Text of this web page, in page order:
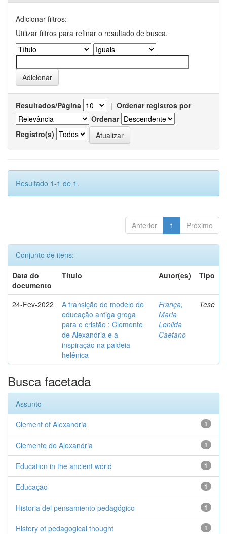
Adicionar filtros:
Utilizar filtros para refinar o resultado de busca.
Resultados/Página | Ordenar registros por
Ordenar
Registro(s)
Resultado 1-1 de 1.
Anterior 1 Próximo
Conjunto de itens:
Data do
documento
Título Autor(es) Tipo
24-Fev-2022
A transição do modelo de
educação antiga grega
para o cristão : Clemente
de Alexandria e a
inspiração na paideia
helênica
França,
Maria
Lenilda
Caetano
Tese
Busca facetada
Assunto
1
Clement of Alexandria
1
Clemente de Alexandria
1
Education in the ancient world
1
Educação
1
Historia del pensamiento pedagógico
1
History of pedagogical thought